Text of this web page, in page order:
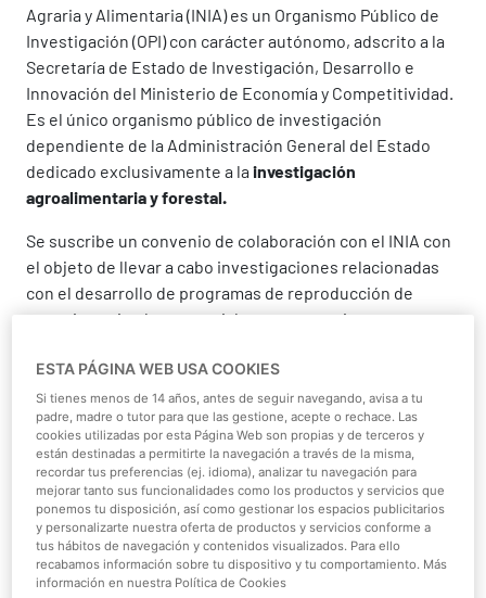
Agraria y Alimentaria (INIA) es un Organismo Público de
Investigación (OPI) con carácter autónomo, adscrito a la
Secretaría de Estado de Investigación, Desarrollo e
Innovación del Ministerio de Economía y Competitividad.
Es el único organismo público de investigación
dependiente de la Administración General del Estado
dedicado exclusivamente a lainvestigación
agroalimentaria y forestal.
Se suscribe un convenio de colaboración con el INIA con
el objeto de llevar a cabo investigaciones relacionadas
con el desarrollo de programas de reproducción de
especies animales, especialmente, especies
investigación y divulgación científica relacionadas con
el mundo animal.
ESTA PÁGINA WEB USA COOKIES
Si tienes menos de 14 años, antes de seguir navegando, avisa a tu
padre, madre o tutor para que las gestione, acepte o rechace. Las
cookies utilizadas por esta Página Web son propias y de terceros y
están destinadas a permitirte la navegación a través de la misma,
recordar tus preferencias (ej. idioma), analizar tu navegación para
mejorar tanto sus funcionalidades como los productos y servicios que
ponemos tu disposición, así como gestionar los espacios publicitarios
y personalizarte nuestra oferta de productos y servicios conforme a
tus hábitos de navegación y contenidos visualizados. Para ello
recabamos información sobre tu dispositivo y tu comportamiento. Más
información en nuestra Política de Cookies